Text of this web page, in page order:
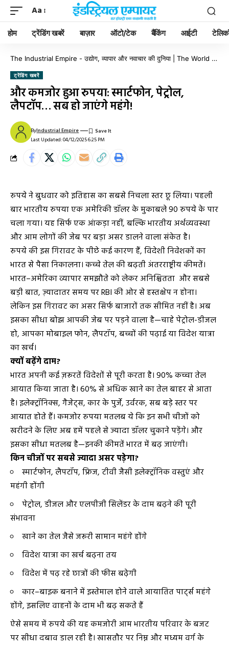
Aa
होम ट्रेंडिंग खबरें बाज़ार ऑटो/टेक बैंकिंग आईटी
The Industrial Empire - उद्योग, व्यापार और नवाचार की दुनिया | The World of Industry, Business & Innovation
ट्रेंडिंग खबरें
और कमजोर हुआ रुपया: स्मार्टफोन, पेट्रोल,
लैपटॉप… सब हो जाएंगे महंगे!
Last Updated: 04/12/2025 6:25 PM
ByIndustrial Empire
रुपये ने बुधवार को इतिहास का सबसे निचला स्तर छू लिया। पहली
बार भारतीय रुपया एक अमेरिकी डॉलर के मुकाबले 90 रुपये के पार
चला गया। यह सिर्फ एक आंकड़ा नहीं, बल्कि भारतीय अर्थव्यवस्था
और आम लोगों की जेब पर बड़ा असर डालने वाला संकेत है।
रुपये की इस गिरावट के पीछे कई कारण हैं, विदेशी निवेशकों का
भारत से पैसा निकालना। कच्चे तेल की बढ़ती अंतरराष्ट्रीय कीमतें।
भारत–अमेरिका व्यापार समझौते को लेकर अनिश्चितता और सबसे
बड़ी बात, ज़्यादातर समय पर RBI की ओर से हस्तक्षेप न होना।
लेकिन इस गिरावट का असर सिर्फ बाजारों तक सीमित नहीं है। अब
इसका सीधा बोझ आपकी जेब पर पड़ने वाला है—चाहे पेट्रोल-डीजल
हो, आपका मोबाइल फोन, लैपटॉप, बच्चों की पढ़ाई या विदेश यात्रा
का खर्च।
क्यों बढ़ेंगे दाम?
भारत अपनी कई ज़रूरतें विदेशों से पूरी करता है। 90% कच्चा तेल
आयात किया जाता है। 60% से अधिक खाने का तेल बाहर से आता
है। इलेक्ट्रॉनिक्स, गैजेट्स, कार के पुर्जे, उर्वरक, सब बड़े स्तर पर
आयात होते हैं। कमजोर रुपया मतलब ये कि इन सभी चीजों को
खरीदने के लिए अब हमें पहले से ज्यादा डॉलर चुकाने पड़ेंगे। और
इसका सीधा मतलब है—इनकी कीमतें भारत में बढ़ जाएंगी।
किन चीजों पर सबसे ज्यादा असर पड़ेगा?
स्मार्टफोन, लैपटॉप, फ्रिज, टीवी जैसी इलेक्ट्रॉनिक वस्तुएं और
महंगी होंगी
पेट्रोल, डीजल और एलपीजी सिलेंडर के दाम बढ़ने की पूरी
संभावना
खाने का तेल जैसे जरूरी सामान महंगे होंगे
विदेश यात्रा का खर्च बढ़ना तय
विदेश में पढ़ रहे छात्रों की फीस बढ़ेगी
कार–बाइक बनाने में इस्तेमाल होने वाले आयातित पार्ट्स महंगे
होंगे, इसलिए वाहनों के दाम भी बढ़ सकते हैं
ऐसे समय में रुपये की यह कमजोरी आम भारतीय परिवार के बजट
पर सीधा दबाव डाल रही है। खासतौर पर निम्न और मध्यम वर्ग के